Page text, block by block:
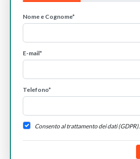
Nome e Cognome*
E-mail*
Telefono*
Consento al trattamento dei dati (GDPR).